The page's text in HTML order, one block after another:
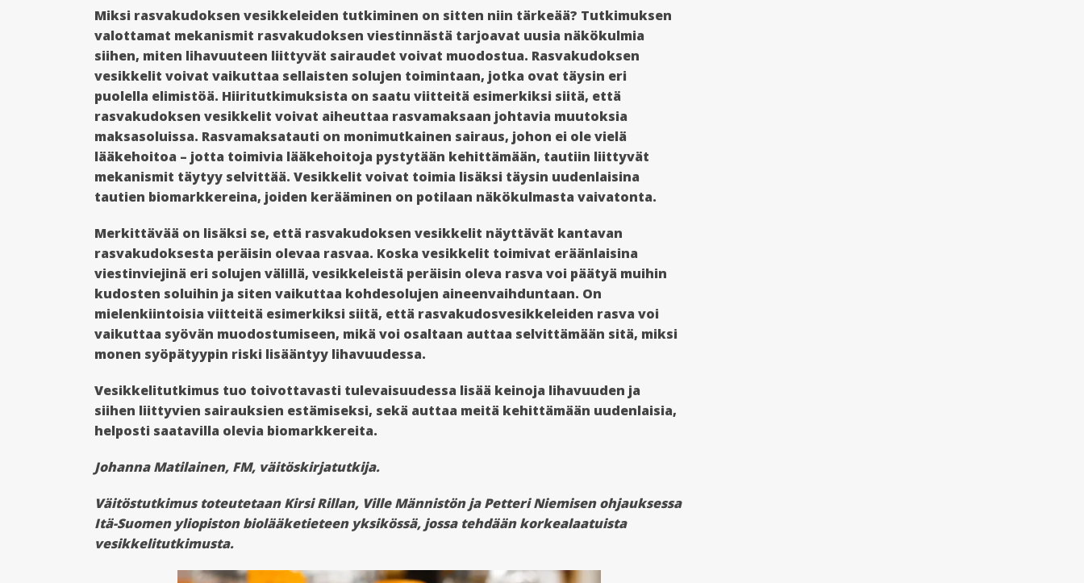
Miksi rasvakudoksen vesikkeleiden tutkiminen on sitten niin tärkeää? Tutkimuksen
valottamat mekanismit rasvakudoksen viestinnästä tarjoavat uusia näkökulmia
siihen, miten lihavuuteen liittyvät sairaudet voivat muodostua. Rasvakudoksen
vesikkelit voivat vaikuttaa sellaisten solujen toimintaan, jotka ovat täysin eri
puolella elimistöä. Hiiritutkimuksista on saatu viitteitä esimerkiksi siitä, että
rasvakudoksen vesikkelit voivat aiheuttaa rasvamaksaan johtavia muutoksia
maksasoluissa. Rasvamaksatauti on monimutkainen sairaus, johon ei ole vielä
lääkehoitoa – jotta toimivia lääkehoitoja pystytään kehittämään, tautiin liittyvät
mekanismit täytyy selvittää. Vesikkelit voivat toimia lisäksi täysin uudenlaisina
tautien biomarkkereina, joiden kerääminen on potilaan näkökulmasta vaivatonta.
Merkittävää on lisäksi se, että rasvakudoksen vesikkelit näyttävät kantavan
rasvakudoksesta peräisin olevaa rasvaa. Koska vesikkelit toimivat eräänlaisina
viestinviejinä eri solujen välillä, vesikkeleistä peräisin oleva rasva voi päätyä muihin
kudosten soluihin ja siten vaikuttaa kohdesolujen aineenvaihduntaan. On
mielenkiintoisia viitteitä esimerkiksi siitä, että rasvakudosvesikkeleiden rasva voi
vaikuttaa syövän muodostumiseen, mikä voi osaltaan auttaa selvittämään sitä, miksi
monen syöpätyypin riski lisääntyy lihavuudessa.
Vesikkelitutkimus tuo toivottavasti tulevaisuudessa lisää keinoja lihavuuden ja
siihen liittyvien sairauksien estämiseksi, sekä auttaa meitä kehittämään uudenlaisia,
helposti saatavilla olevia biomarkkereita.
Johanna Matilainen, FM, väitöskirjatutkija.
Väitöstutkimus toteutetaan Kirsi Rillan, Ville Männistön ja Petteri Niemisen ohjauksessa
Itä-Suomen yliopiston biolääketieteen yksikössä, jossa tehdään korkealaatuista
vesikkelitutkimusta.